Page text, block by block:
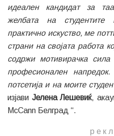
идеален кандидат за
желбата на
практично искуство, ме
страни на својата работа
содржи мотивирачка
професионален
потсетија и на моите
изјави Јелена Лешевиќ,
McCann Белград “.
р е к